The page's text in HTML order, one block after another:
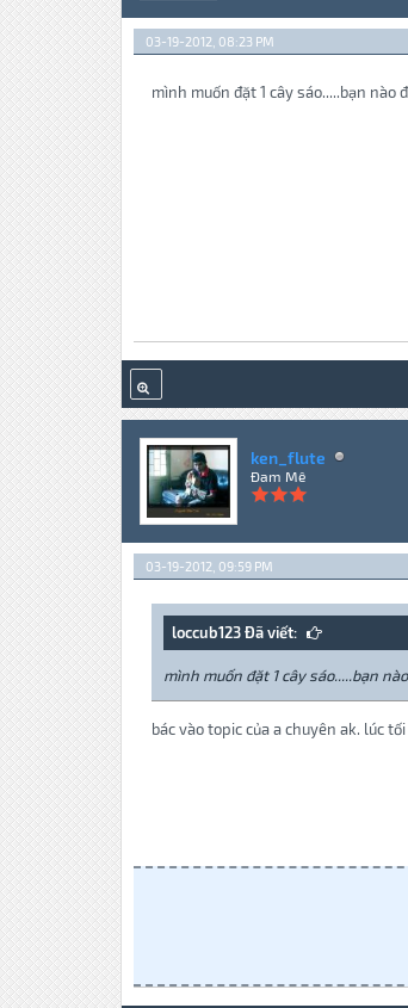
03-19-2012, 08:23 PM
mình muốn đặt 1 cây sáo.....bạn nào
ken_flute
Đam Mê
03-19-2012, 09:59 PM
loccub123 Đã viết:
mình muốn đặt 1 cây sáo.....bạn
bác vào topic của a chuyên ak. lúc